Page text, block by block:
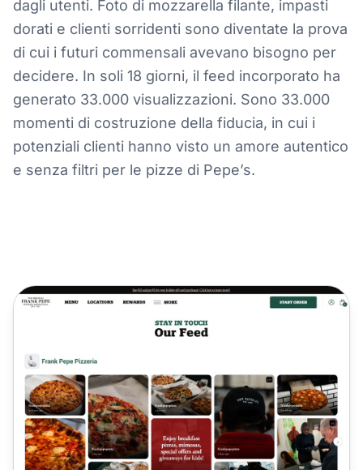
dagli utenti. Foto di mozzarella filante, impasti
dorati e clienti sorridenti sono diventate la prova
di cui i futuri commensali avevano bisogno per
decidere. In soli 18 giorni, il feed incorporato ha
generato 33.000 visualizzazioni. Sono 33.000
momenti di costruzione della fiducia, in cui i
potenziali clienti hanno visto un amore autentico
e senza filtri per le pizze di Pepe’s.